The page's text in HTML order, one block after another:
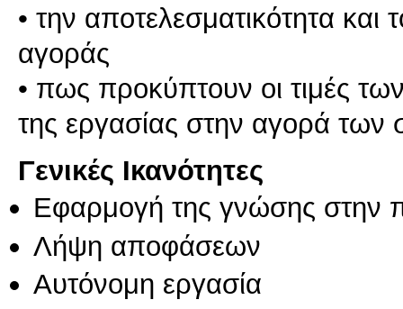
• την αποτελεσματικότητα
αγοράς
• πως προκύπτουν οι τιμές
της εργασίας στην αγορά
Γενικές Ικανότητες
Εφαρμογή της γνώσης στην
Λήψη αποφάσεων
Αυτόνομη εργασία